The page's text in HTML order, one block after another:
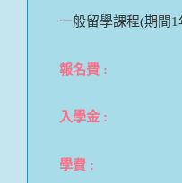
一般留學課程(期間